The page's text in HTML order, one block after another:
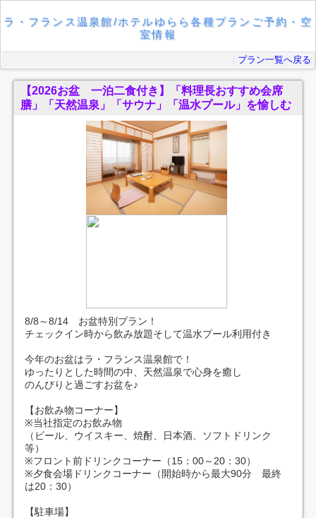
ラ・フランス温泉館/ホテルゆらら各種プランご予約・空
室情報
プラン一覧へ戻る
【2026お盆 一泊二食付き】「料理長おすすめ会席
膳」「天然温泉」「サウナ」「温水プール」を愉しむ
8/8～8/14 お盆特別プラン！
チェックイン時から飲み放題そして温水プール利用付き
今年のお盆はラ・フランス温泉館で！
ゆったりとした時間の中、天然温泉で心身を癒し
のんびりと過ごすお盆を♪
【お飲み物コーナー】
※当社指定のお飲み物
（ビール、ウイスキー、焼酎、日本酒、ソフトドリンク
等）
※フロント前ドリンクコーナー（15：00～20：30）
※夕食会場ドリンクコーナー（開始時から最大90分 最終
は20：30）
【駐車場】